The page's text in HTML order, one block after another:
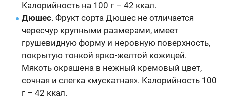
Калорийность на 100 г – 42 ккал.
Дюшес. Фрукт сорта Дюшес не отличается
чересчур крупными размерами, имеет
грушевидную форму и неровную поверхность,
покрытую тонкой ярко-желтой кожицей.
Мякоть окрашена в нежный кремовый цвет,
сочная и слегка «мускатная». Калорийность 100
г – 42 ккал.